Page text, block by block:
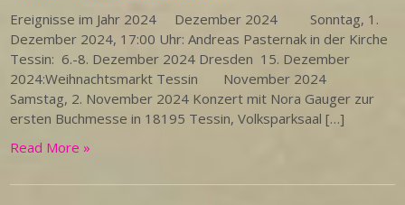
Ereignisse im Jahr 2024 Dezember 2024 Sonntag, 1.
Dezember 2024, 17:00 Uhr: Andreas Pasternak in der Kirche
Tessin: 6.-8. Dezember 2024 Dresden 15. Dezember
2024:Weihnachtsmarkt Tessin November 2024
Samstag, 2. November 2024 Konzert mit Nora Gauger zur
ersten Buchmesse in 18195 Tessin, Volksparksaal […]
Read More »